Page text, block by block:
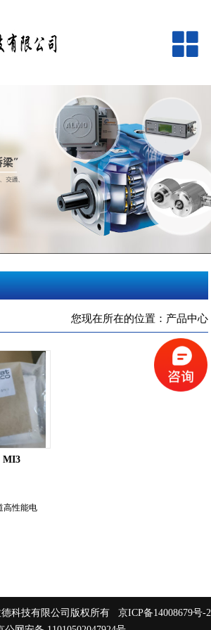
网站首页
公司简介
产品中心
品牌中心
新闻资讯
客户服务
在线留言
人才招聘
联系我们
您现在所在的位置：产品中心
MI3
高性能电
德科技有限公司版权所有 京ICP备14008679号-2